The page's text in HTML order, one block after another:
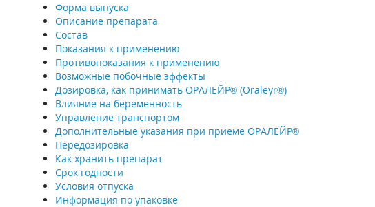
Форма выпуска
Описание препарата
Состав
Показания к применению
Противопоказания к применению
Возможные побочные эффекты
Дозировка, как принимать ОРАЛЕЙР® (Oraleyr®)
Влияние на беременность
Управление транспортом
Дополнительные указания при приеме ОРАЛЕЙР®
Передозировка
Как хранить препарат
Срок годности
Условия отпуска
Информация по упаковке